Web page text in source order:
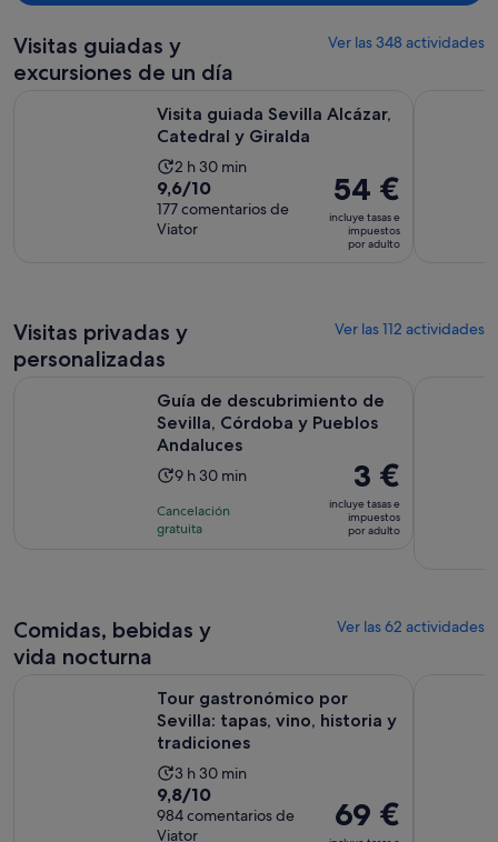
Visitas guiadas y
excursiones de un día
Ver las 348 actividades
Visita guiada Sevilla Alcázar,
Catedral y Giralda
La
duración
de
la
2 horas
2 h 30 min
9.6
sobre
10
9,6/10
177 comentarios de
Viator
El
precio
es
de
adulto
54 €
incluye tasas e
impuestos
por adulto
Visitas privadas y
personalizadas
Ver las 112 actividades
Guía de descubrimiento de
Sevilla, Córdoba y Pueblos
Andaluces
La
de
9 horas
30 minutos
9 h 30 min
Cancelación
gratuita
El
precio
es
de
3 €
incluye tasas e
impuestos
por adulto
Comidas, bebidas y
vida nocturna
Ver las 62 actividades
Tour gastronómico por
Sevilla: tapas, vino, historia y
tradiciones
La
duración
de
3 h 30 min
9.8
sobre
9,8/10
984 comentarios de
Viator
El
precio
69 €